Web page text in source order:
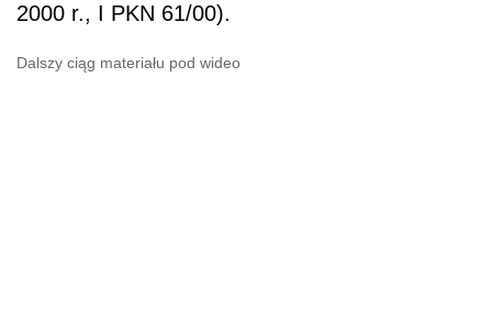
2000 r., I PKN 61/00).
Dalszy ciąg materiału pod wideo